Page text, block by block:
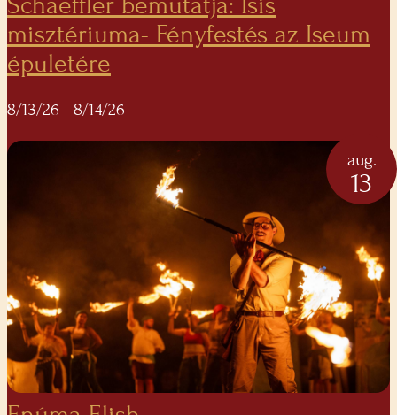
misztériuma- Fényfestés az Iseum
épületére
8/13/26 - 8/14/26
aug.
13